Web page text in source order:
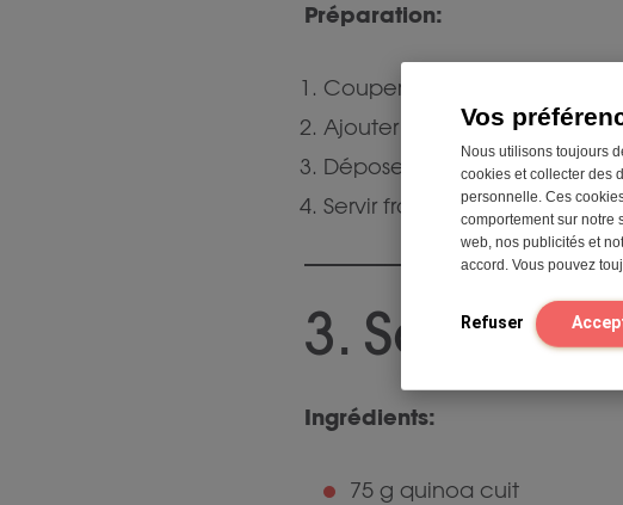
Vos
Nous utilisons toujours
cookies et collecter des
personnelle. Ces
comportement sur notre
web, nos publicités et
accord. Vous pouvez
Refuser
Préparation:
Couper le concombre en
Ajouter le fromage frais.
Déposer le saumon et
Servir frais.
3. Salade
Ingrédients:
75 g quinoa cuit